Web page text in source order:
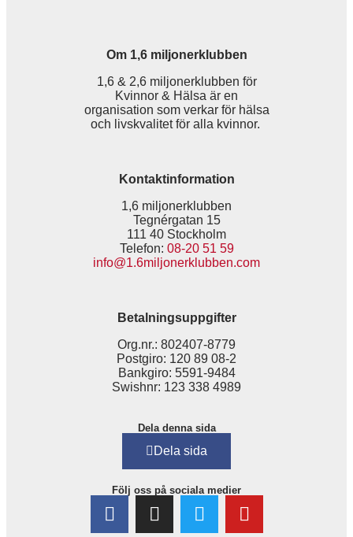
Om 1,6 miljonerklubben
1,6 & 2,6 miljonerklubben för
Kvinnor & Hälsa är en
organisation som verkar för hälsa
och livskvalitet för alla kvinnor.
Kontaktinformation
1,6 miljonerklubben
Tegnérgatan 15
111 40 Stockholm
Telefon: 08-20 51 59
info@1.6miljonerklubben.com
Betalningsuppgifter
Org.nr.: 802407-8779
Postgiro: 120 89 08-2
Bankgiro: 5591-9484
Swishnr: 123 338 4989
Dela denna sida
Dela sida
Följ oss på sociala medier